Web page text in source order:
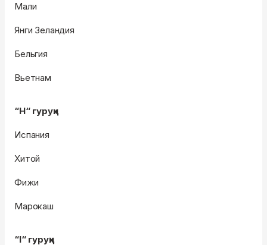
Мали
Янги Зеландия
Бельгия
Вьетнам
“H“ гуруҳи
Испания
Хитой
Фижи
Марокаш
“I“ гуруҳи